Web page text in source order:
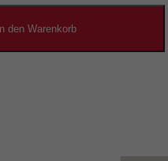
den Warenkorb